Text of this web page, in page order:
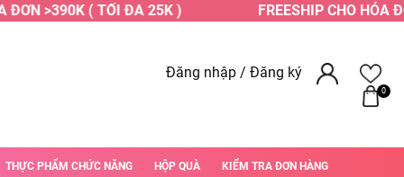
ĐƠN >390K ( TỐI ĐA 25K ) FREESHIP CHO HÓA
Đăng nhập / Đăng ký
0
THỰC PHẨM CHỨC NĂNG HỘP QUÀ KIỂM TRA ĐƠN HÀNG